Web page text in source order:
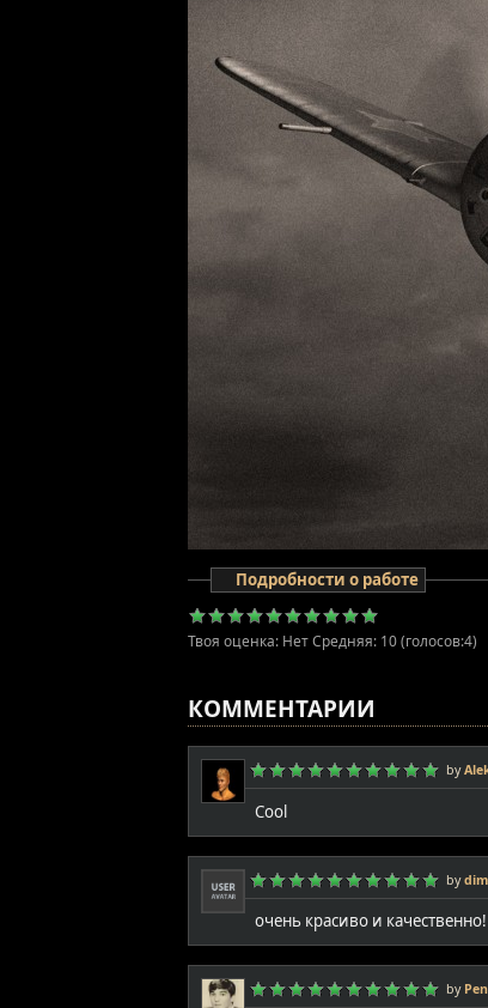
Подробности о работе
Твоя оценка: НетСредняя: 10(голосов:4)
КОММЕНТАРИИ
by
Cool
by
очень красиво и качественно!
by